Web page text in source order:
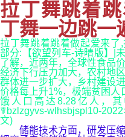
拉丁舞跳着
丁舞一边跳一
拉丁舞跳着跳着做起爱来了
部分:【欲望列车-诗晴版
了解，近两年，全球性食品
经济下行压力加大，农村地
群体进一步扩大，乡村建设
价格每上升1%，极端贫困
饿人口高达8.28亿人，
☤bzlzgyvs-wlhsbjspl10-
文)
储能技术方面，研发压缩